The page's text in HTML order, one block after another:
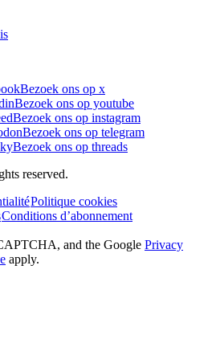
Bezoek ons op x
Bezoek ons op youtube
Bezoek ons op instagram
Bezoek ons op telegram
Bezoek ons op threads
reserved.
Politique cookies
Conditions d’abonnement
and the Google Privacy
apply.